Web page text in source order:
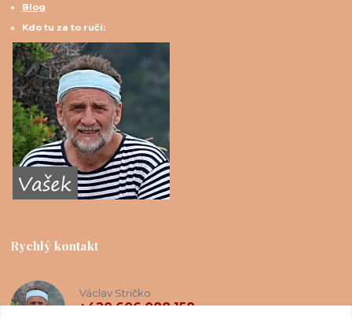
Blog
Kdo tu za to ručí:
Rychlý kontakt
Václav Stričko
+420 606 088 158